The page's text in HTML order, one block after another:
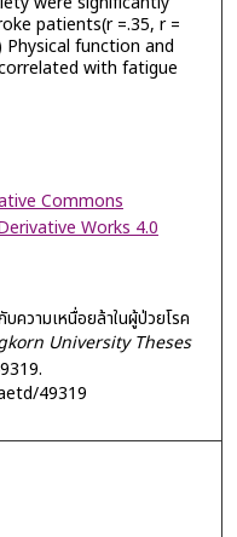
patients(r =.35, r =
Physical function and
with fatigue
Commons
Works 4.0
วามเหนื่อยล้าในผู้ป่วยโรค
University Theses
49319